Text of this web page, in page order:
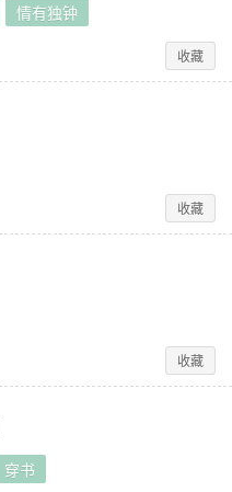
情有独钟
收藏
收藏
收藏
穿书